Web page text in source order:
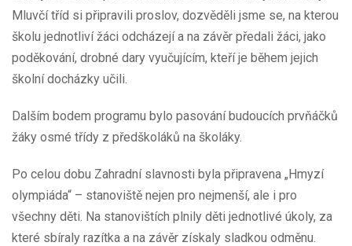
Mluvčí tříd si připravili proslov, dozvěděli jsme se, na kterou
školu jednotliví žáci odcházejí a na závěr předali žáci, jako
poděkování, drobné dary vyučujícím, kteří je během jejich
školní docházky učili.
Dalším bodem programu bylo pasování budoucích prvňáčků
žáky osmé třídy z předškoláků na školáky.
Po celou dobu Zahradní slavnosti byla připravena „Hmyzí
olympiáda“ – stanoviště nejen pro nejmenší, ale i pro
všechny děti. Na stanovištích plnily děti jednotlivé úkoly, za
které sbíraly razítka a na závěr získaly sladkou odměnu.